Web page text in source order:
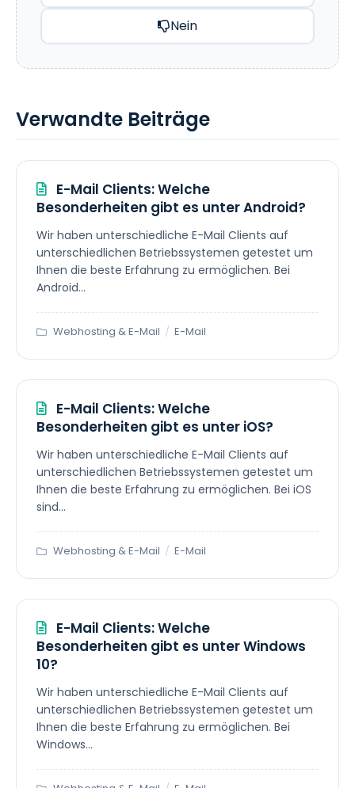
Nein
Verwandte Beiträge
E-Mail Clients: Welche
Besonderheiten gibt es unter Android?
Wir haben unterschiedliche E-Mail Clients auf
unterschiedlichen Betriebssystemen getestet um
Ihnen die beste Erfahrung zu ermöglichen. Bei
Android...
Webhosting & E-Mail / E-Mail
E-Mail Clients: Welche
Besonderheiten gibt es unter iOS?
Wir haben unterschiedliche E-Mail Clients auf
unterschiedlichen Betriebssystemen getestet um
Ihnen die beste Erfahrung zu ermöglichen. Bei iOS
sind...
Webhosting & E-Mail / E-Mail
E-Mail Clients: Welche
Besonderheiten gibt es unter Windows
10?
Wir haben unterschiedliche E-Mail Clients auf
unterschiedlichen Betriebssystemen getestet um
Ihnen die beste Erfahrung zu ermöglichen. Bei
Windows...